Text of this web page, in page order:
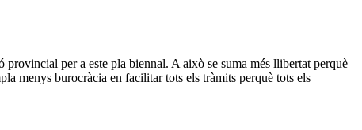
per a este pla biennal. A això se suma més llibertat perquè
menys burocràcia en facilitar tots els tràmits perquè tots els